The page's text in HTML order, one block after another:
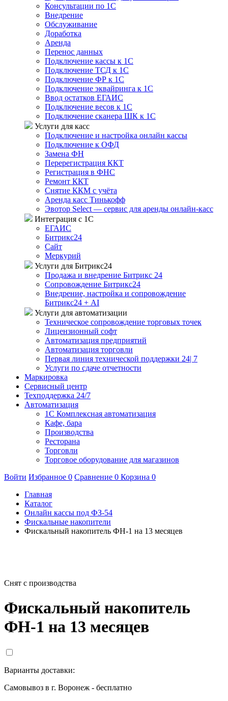
Консультации по 1С
Внедрение
Обслуживание
Доработка
Аренда
Перенос данных
Подключение кассы к 1С
Подключение ТСД к 1С
Подключение ФР к 1С
Подключение эквайринга к 1С
Ввод остатков ЕГАИС
Подключение весов к 1С
Подключение сканера ШК к 1С
Услуги для касс
Подключение и настройка онлайн кассы
Подключение к ОФД
Замена ФН
Перерегистрация ККТ
Регистрация в ФНС
Ремонт ККТ
Снятие ККМ с учёта
Аренда касс Тинькофф
Эвотор Select — сервис для аренды онлайн-касс
Интеграция с 1С
ЕГАИС
Битрикс24
Сайт
Меркурий
Услуги для Битрикс24
Продажа и внедрение Битрикс 24
Сопровождение Битрикс24
Внедрение, настройка и сопровождение
Битрикс24 + AI
Услуги для автоматизации
Техническое сопровождение торговых точек
Лицензионный софт
Автоматизация предприятий
Автоматизация торговли
Первая линия технической поддержки 24| 7
Услуги по сдаче отчетности
Маркировка
Сервисный центр
Техподдержка 24/7
Автоматизация
1C Комплексная автоматизация
Кафе, бара
Производства
Ресторана
Торговли
Торговое оборудование для магазинов
Войти Избранное 0 Сравнение 0 Корзина 0
Главная
Каталог
Онлайн кассы под ФЗ-54
Фискальные накопители
Фискальный накопитель ФН-1 на 13 месяцев
Снят с производства
Фискальный накопитель
ФН-1 на 13 месяцев
Варианты доставки:
Самовывоз в г. Воронеж - бесплатно